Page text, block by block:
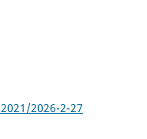
2026-2-27